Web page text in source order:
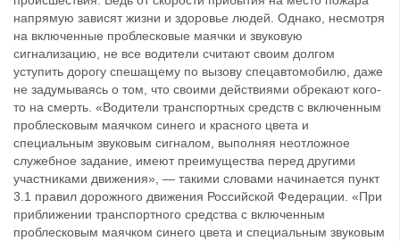
напрямую зависят жизни и здоровье людей. Однако, несмотря
на включенные проблесковые маячки и звуковую
сигнализацию, не все водители считают своим долгом
уступить дорогу спешащему по вызову спецавтомобилю, даже
не задумываясь о том, что своими действиями обрекают кого-
то на смерть. «Водители транспортных средств с включенным
проблесковым маячком синего и красного цвета и
специальным звуковым сигналом, выполняя неотложное
служебное задание, имеют преимущества перед другими
участниками движения», — такими словами начинается пункт
3.1 правил дорожного движения Российской Федерации. «При
приближении транспортного средства с включенным
проблесковым маячком синего цвета и специальным звуковым